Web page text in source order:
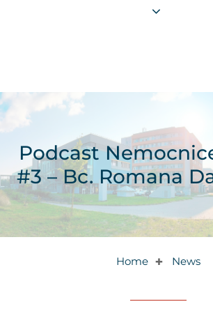
Podcast
#3 – Bc. Romana
Home ✚ News